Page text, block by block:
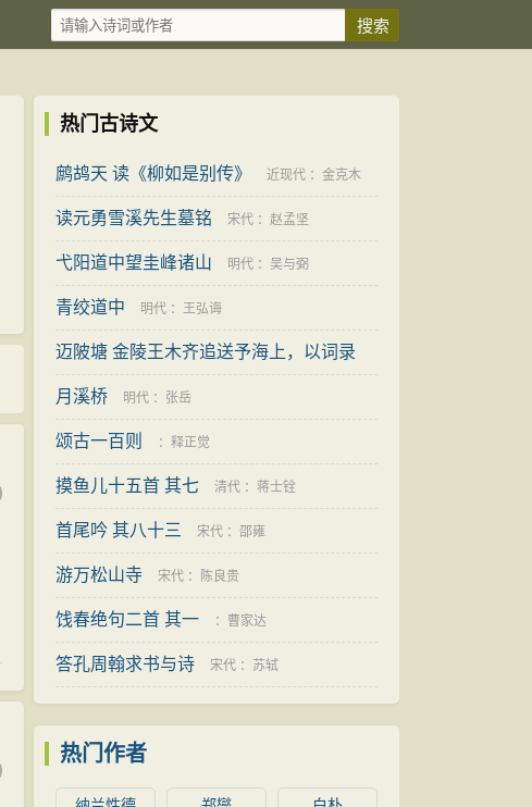
热门古诗文
鹧鸪天 读《柳如是别传》 近现代 ： 金克木
读元勇雪溪先生墓铭 宋代 ： 赵孟坚
弋阳道中望圭峰诸山 明代 ： 吴与弼
青绞道中 明代 ： 王弘诲
迈陂塘 金陵王木齐追送予海上，以词录
别，依韵和答 清代
月溪桥 明代 ： 张岳
颂古一百则 ： 释正觉
摸鱼儿十五首 其七 清代 ： 蒋士铨
首尾吟 其八十三 宋代 ： 邵雍
游万松山寺 宋代 ： 陈良贵
饯春绝句二首 其一 ： 曹家达
答孔周翰求书与诗 宋代 ： 苏轼
热门作者